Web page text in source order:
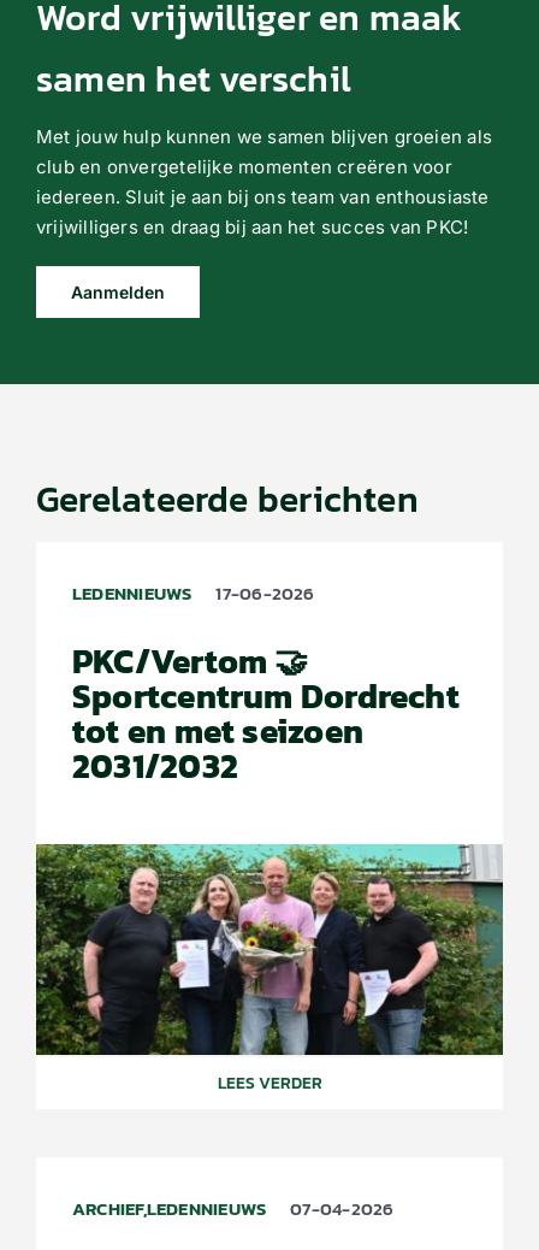
Word vrijwilliger en maak
samen het verschil
Met jouw hulp kunnen we samen blijven groeien als
club en onvergetelijke momenten creëren voor
iedereen. Sluit je aan bij ons team van enthousiaste
vrijwilligers en draag bij aan het succes van PKC!
Aanmelden
Gerelateerde berichten
LEDENNIEUWS 17-06-2026
PKC/Vertom 🤝
Sportcentrum Dordrecht
tot en met seizoen
2031/2032
LEES VERDER
ARCHIEF,LEDENNIEUWS 07-04-2026